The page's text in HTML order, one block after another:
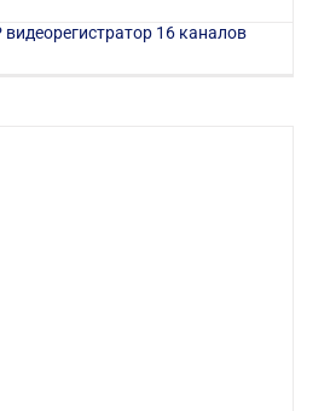
видеорегистратор 16 каналов